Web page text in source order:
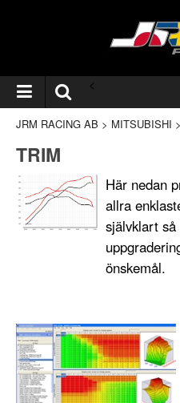
<
JRM RACING AB > MITSUBISHI >
TRIM
Här nedan
allra
självklart så
önskemål.